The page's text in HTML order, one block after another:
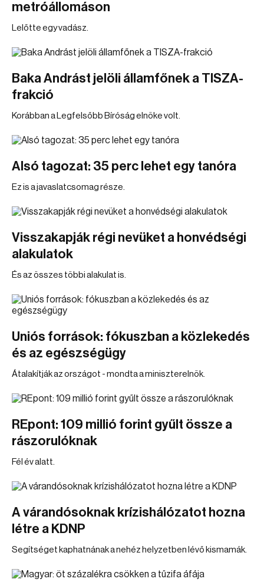
metróállomáson
Lelőtte egy vadász.
Baka Andrást jelöli államfőnek a TISZA-
frakció
Korábban a Legfelsőbb Bíróság elnöke volt.
Alsó tagozat: 35 perc lehet egy tanóra
Ez is a javaslatcsomag része.
Visszakapják régi nevüket a honvédségi
alakulatok
És az összes többi alakulat is.
Uniós források: fókuszban a közlekedés
és az egészségügy
Átalakítják az országot - mondta a miniszterelnök.
REpont: 109 millió forint gyűlt össze a
rászorulóknak
Fél év alatt.
A várandósoknak krízishálózatot hozna
létre a KDNP
Segítséget kaphatnának a nehéz helyzetben lévő kismamák.